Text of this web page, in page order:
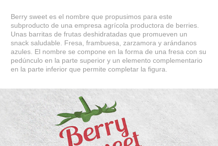
Berry sweet es el nombre que propusimos para este
subproducto de una empresa agrícola productora de berries.
Unas barritas de frutas deshidratadas que promueven un
snack saludable. Fresa, frambuesa, zarzamora y arándanos
azules. El nombre se compone en la forma de una fresa con su
pedúnculo en la parte superior y un elemento complementario
en la parte inferior que permite completar la figura.